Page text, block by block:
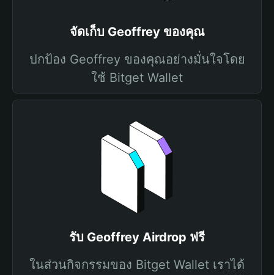
จัดเก็บ Geoffrey ของคุณ
ปกป้อง Geoffrey ของคุณอย่างมั่นใจโดย
ใช้ Bitget Wallet
รับ Geoffrey Airdrop ฟรี
ในส่วนกิจกรรมของ Bitget Wallet เราได้